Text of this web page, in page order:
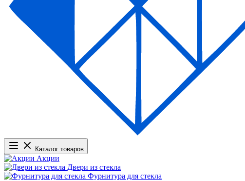
Каталог товаров
Акции
Двери из стекла
Фурнитура для стекла